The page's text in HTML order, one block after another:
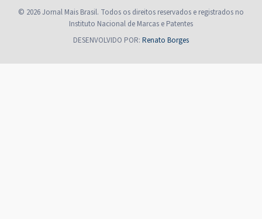
© 2026 Jornal Mais Brasil. Todos os direitos reservados e registrados no
Instituto Nacional de Marcas e Patentes
DESENVOLVIDO POR: Renato Borges